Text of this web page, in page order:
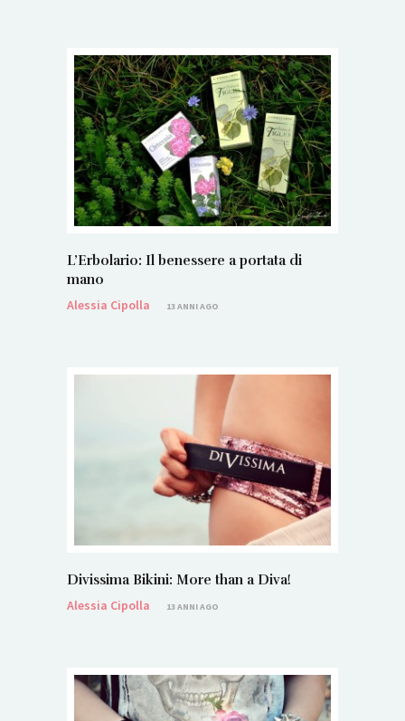
L’Erbolario: Il benessere a portata di
mano
Alessia Cipolla
13 ANNI AGO
Divissima Bikini: More than a Diva!
Alessia Cipolla
13 ANNI AGO